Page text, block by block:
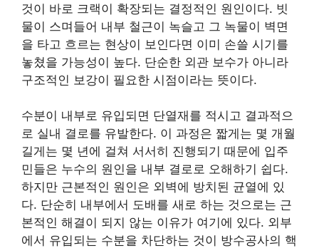
것이 바로 크랙이 확장되는 결정적인 원인이다. 빗
물이 스며들어 내부 철근이 녹슬고 그 녹물이 벽면
을 타고 흐르는 현상이 보인다면 이미 손쓸 시기를
놓쳤을 가능성이 높다. 단순한 외관 보수가 아니라
구조적인 보강이 필요한 시점이라는 뜻이다.
수분이 내부로 유입되면 단열재를 적시고 결과적으
로 실내 결로를 유발한다. 이 과정은 짧게는 몇 개월
길게는 몇 년에 걸쳐 서서히 진행되기 때문에 입주
민들은 누수의 원인을 내부 결로로 오해하기 쉽다.
하지만 근본적인 원인은 외벽에 방치된 균열에 있
다. 단순히 내부에서 도배를 새로 하는 것으로는 근
본적인 해결이 되지 않는 이유가 여기에 있다. 외부
에서 유입되는 수분을 차단하는 것이 방수공사의 핵